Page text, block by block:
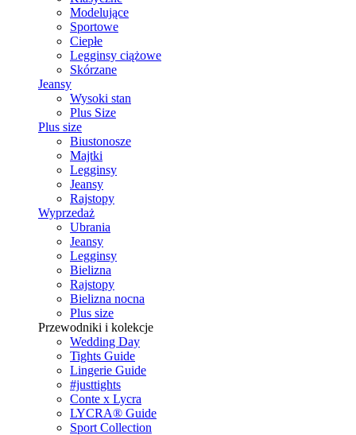
Modelujące
Sportowe
Ciepłe
Legginsy ciążowe
Skórzane
Jeansy
Wysoki stan
Plus Size
Plus size
Biustonosze
Majtki
Legginsy
Jeansy
Rajstopy
Wyprzedaż
Ubrania
Jeansy
Legginsy
Bielizna
Rajstopy
Bielizna nocna
Plus size
Przewodniki i kolekcje
Wedding Day
Tights Guide
Lingerie Guide
#justtights
Conte x Lycra
LYCRA® Guide
Sport Сollection